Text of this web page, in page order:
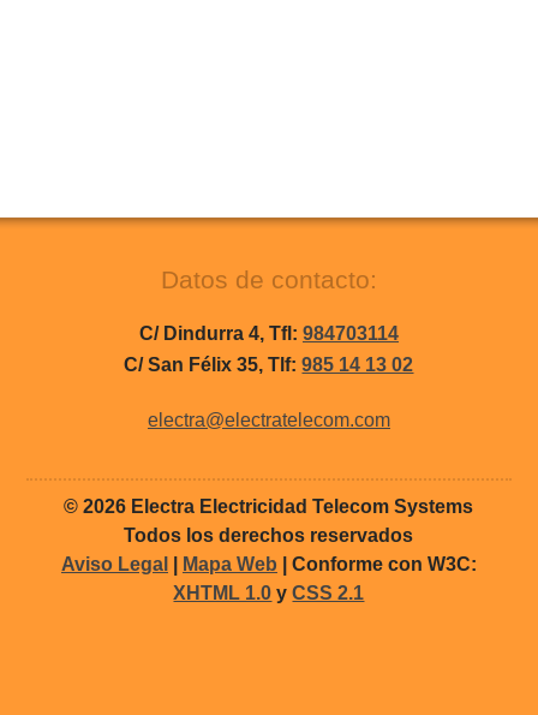
Datos de contacto:
C/ Dindurra 4, Tfl: 984703114
C/ San Félix 35, Tlf:985 14 13 02
electra@electratelecom.com
© 2026 Electra Electricidad Telecom Systems
Todos los derechos reservados
Aviso Legal
Mapa Web | Conforme con W3C:
XHTML 1.0 yCSS 2.1